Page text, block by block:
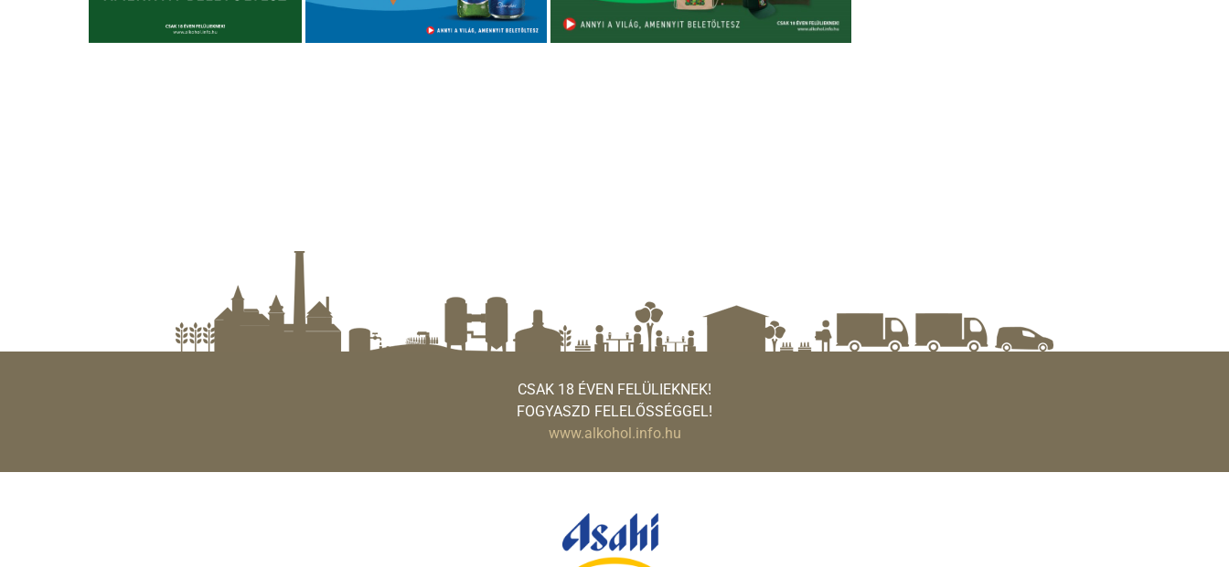
CSAK 18 ÉVEN FELÜLIEKNEK!
FOGYASZD FELELŐSSÉGGEL!
www.alkohol.info.hu